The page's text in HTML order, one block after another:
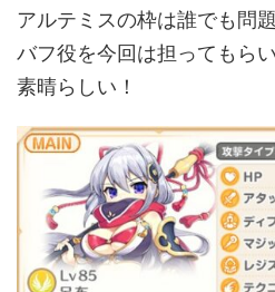
アルテミスの枠は誰でも問
バフ役を今回は担ってもら
素晴らしい！